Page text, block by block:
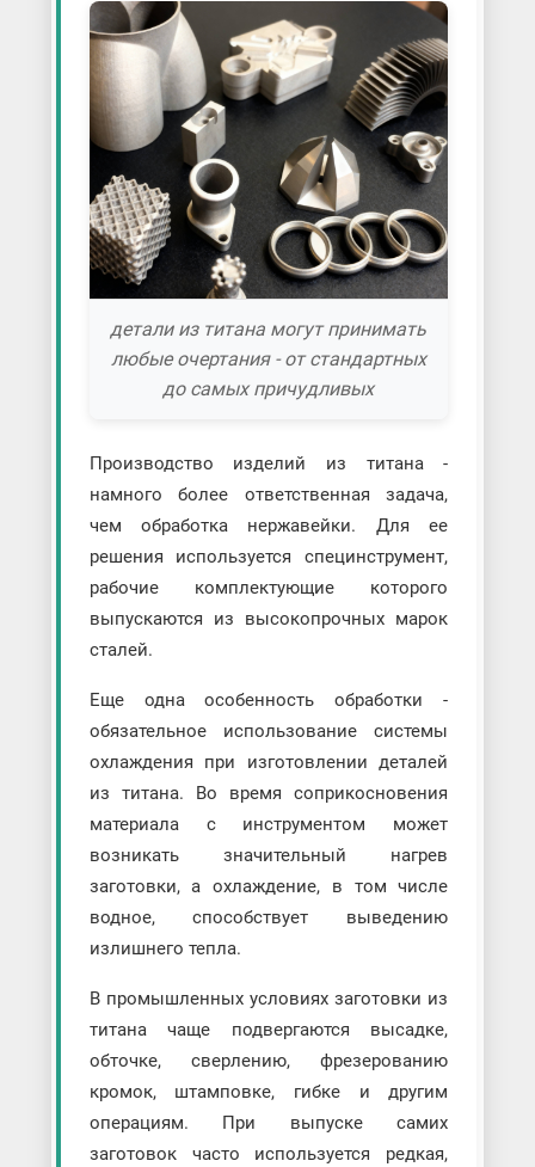
детали из титана могут принимать
любые очертания - от стандартных
до самых причудливых
Производство изделий из титана -
намного более ответственная задача,
чем обработка нержавейки. Для ее
решения используется специнструмент,
рабочие комплектующие которого
выпускаются из высокопрочных марок
сталей.
Еще одна особенность обработки -
обязательное использование системы
охлаждения при изготовлении деталей
из титана. Во время соприкосновения
материала с инструментом может
возникать значительный нагрев
заготовки, а охлаждение, в том числе
водное, способствует выведению
излишнего тепла.
В промышленных условиях заготовки из
титана чаще подвергаются высадке,
обточке, сверлению, фрезерованию
кромок, штамповке, гибке и другим
операциям. При выпуске самих
заготовок часто используется редкая,